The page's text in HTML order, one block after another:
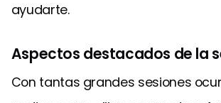
ayudarte.
Aspectos destacados de la
Con tantas grandes sesiones